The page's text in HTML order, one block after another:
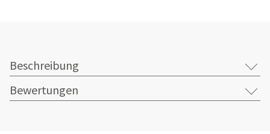
Beschreibung
Bewertungen